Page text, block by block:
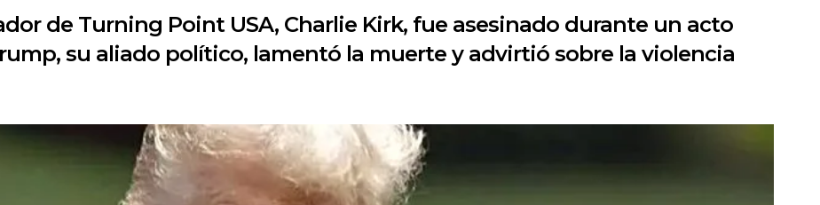
de Turning Point USA, Charlie Kirk, fue asesinado durante un acto
su aliado político, lamentó la muerte y advirtió sobre la violencia